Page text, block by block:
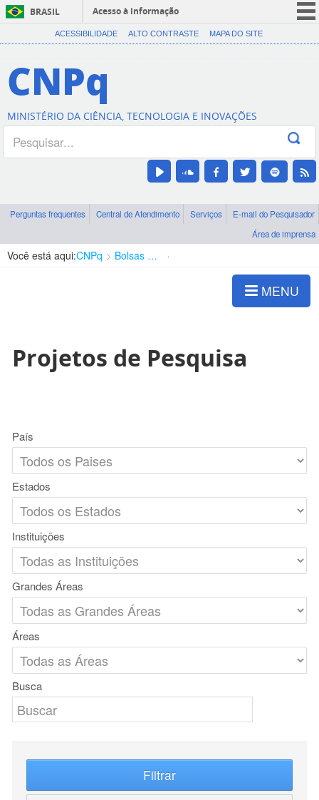
BRASIL
Acesso à informação
CORONAVÍRUS (COVID-19)
Canais
ACESSIBILIDADE ALTO CONTRASTE MAPA DO SITE
CNPq
MINISTÉRIO DA CIÊNCIA, TECNOLOGIA E INOVAÇÕES
Perguntas frequentes Central de Atendimento Serviços
E-mail do Pesquisador
Área de imprensa
Você está aqui:CNPq Bolsas e Auxílios Vigentes
MENU
Projetos de Pesquisa
País
Estados
Instituições
Grandes Áreas
Áreas
Busca
Filtrar